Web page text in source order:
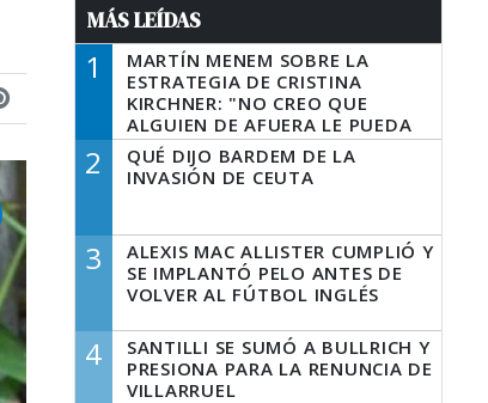
MÁS LEÍDAS
1
MARTÍN MENEM SOBRE LA
ESTRATEGIA DE CRISTINA
KIRCHNER: "NO CREO QUE
ALGUIEN DE AFUERA LE PUEDA
DECIR A LA JUSTICIA LO QUE
TIENE QUE HACER"
2
QUÉ DIJO BARDEM DE LA
INVASIÓN DE CEUTA
3
ALEXIS MAC ALLISTER CUMPLIÓ Y
SE IMPLANTÓ PELO ANTES DE
VOLVER AL FÚTBOL INGLÉS
4
SANTILLI SE SUMÓ A BULLRICH Y
PRESIONA PARA LA RENUNCIA DE
VILLARRUEL